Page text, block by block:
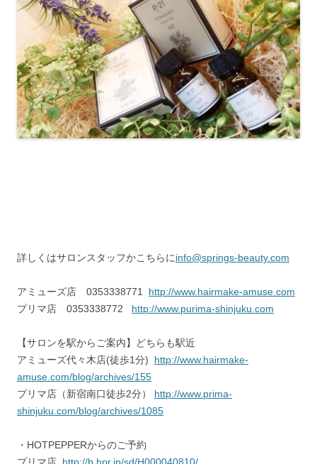
詳しくはサロンスタッフかこちらにinfo@springs-beauty.com
アミューズ店 0353338771 http://www.hairmake-amuse.com
プリマ店 0353338772 http://www.purima-shinjuku.com
【サロンを駅からご案内】どちらも駅近
アミューズ代々木店(徒歩1分) http://www.hairmake-
amuse.com/blog/archives/155
プリマ店（新宿南口徒歩2分） http://www.prima-
shinjuku.com/blog/archives/1085
・HOTPEPPERからのご予約